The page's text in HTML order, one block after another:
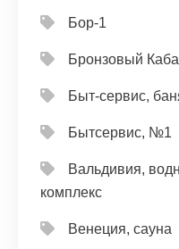
Бор-1
Бронзовый
Быт-сервис,
Бытсервис, №1
Вальдивия,
комплекс
Венеция, сауна